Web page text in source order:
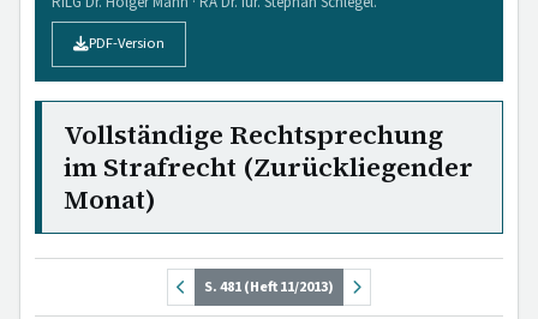
PDF-Version
Vollständige Rechtsprechung
im Strafrecht (Zurückliegender
Monat)
S. 481 (Heft 11/2013)